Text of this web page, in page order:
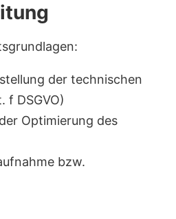
der technischen
f DSGVO)
Optimierung des
bzw.